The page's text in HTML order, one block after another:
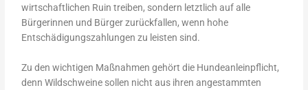
wirtschaftlichen Ruin treiben, sondern letztlich auf alle
Bürgerinnen und Bürger zurückfallen, wenn hohe
Entschädigungszahlungen zu leisten sind.
Zu den wichtigen Maßnahmen gehört die Hundeanleinpflicht,
denn Wildschweine sollen nicht aus ihren angestammten